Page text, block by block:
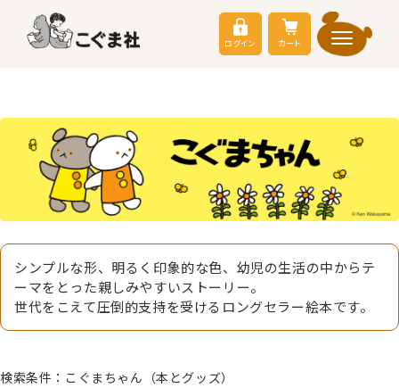
ログイン カート
シンプルな形、明るく印象的な色、幼児の生活の中からテ
ーマをとった親しみやすいストーリー。
世代をこえて圧倒的支持を受けるロングセラー絵本です。
検索条件：こぐまちゃん（本とグッズ）